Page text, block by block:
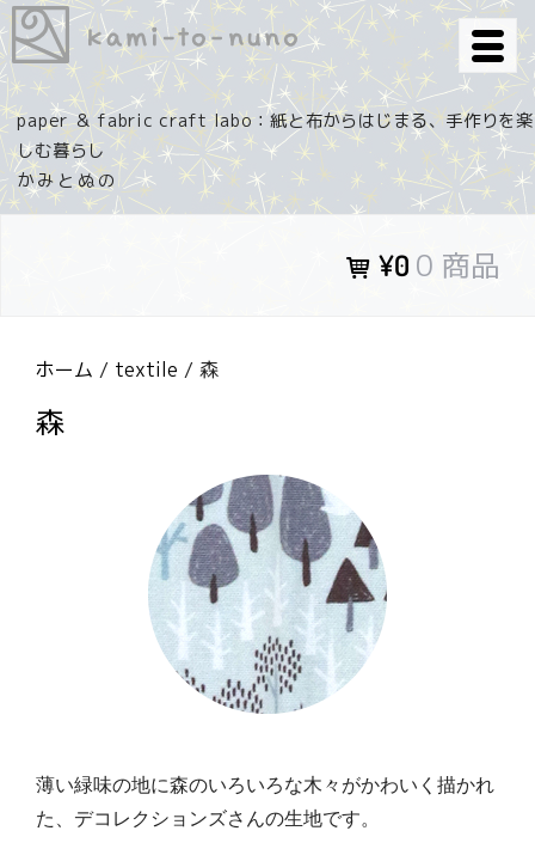
コ
ン
テ
ン
ツ
へ
ス
paper ＆ fabric craft labo：紙と布からはじまる、手作りを楽
しむ暮らし
¥0 0 商品
ホーム / textile / 森
森
薄い緑味の地に森のいろいろな木々がかわいく描かれ
た、デコレクションズさんの生地です。